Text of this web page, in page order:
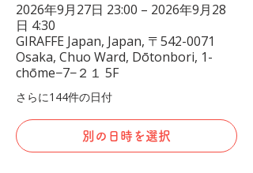
2026年9月27日 23:00 – 2026年9月28
日 4:30
GIRAFFE Japan, Japan, 〒542-0071
Osaka, Chuo Ward, Dōtonbori, 1-
chōme−7−２１ 5F
さらに144件の日付
別の日時を選択